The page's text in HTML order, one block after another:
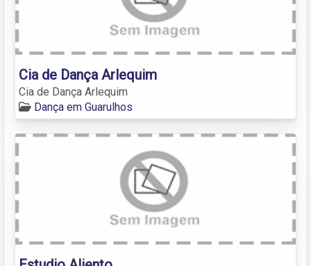
Cia de Dança Arlequim
Cia de Dança Arlequim
Dança em Guarulhos